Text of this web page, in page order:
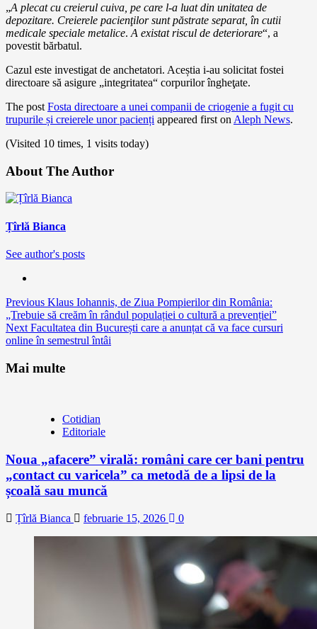
„A plecat cu creierul cuiva, pe care l-a luat din unitatea de
depozitare. Creierele pacienţilor sunt păstrate separat, în cutii
medicale speciale metalice. A existat riscul de deteriorare“, a
povestit bărbatul.
Cazul este investigat de anchetatori. Aceștia i-au solicitat fostei
directoare să asigure „integritatea“ corpurilor îngheţate.
The post Fosta directoare a unei companii de criogenie a fugit cu
trupurile și creierele unor pacienți appeared first on Aleph News.
(Visited 10 times, 1 visits today)
About The Author
Țîrlă Bianca
See author's posts
Continue
Reading
Previous Klaus Iohannis, de Ziua Pompierilor din România:
„Trebuie să creăm în rândul populației o cultură a prevenției”
Next Facultatea din București care a anunțat că va face cursuri
online în semestrul întâi
Mai multe
Cotidian
Editoriale
Noua „afacere” virală: români care cer bani pentru
„contact cu varicela” ca metodă de a lipsi de la
școală sau muncă
Țîrlă Bianca februarie 15, 2026 0